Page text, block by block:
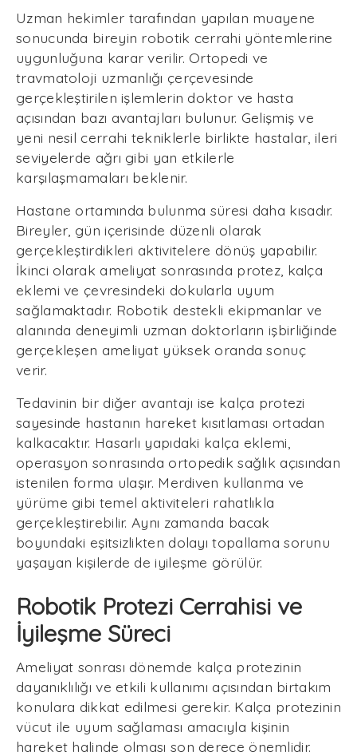
Uzman hekimler tarafından yapılan muayene
sonucunda bireyin robotik cerrahi yöntemlerine
uygunluğuna karar verilir. Ortopedi ve
travmatoloji uzmanlığı çerçevesinde
gerçekleştirilen işlemlerin doktor ve hasta
açısından bazı avantajları bulunur. Gelişmiş ve
yeni nesil cerrahi tekniklerle birlikte hastalar, ileri
seviyelerde ağrı gibi yan etkilerle
karşılaşmamaları beklenir.
Hastane ortamında bulunma süresi daha kısadır.
Bireyler, gün içerisinde düzenli olarak
gerçekleştirdikleri aktivitelere dönüş yapabilir.
İkinci olarak ameliyat sonrasında protez, kalça
eklemi ve çevresindeki dokularla uyum
sağlamaktadır. Robotik destekli ekipmanlar ve
alanında deneyimli uzman doktorların işbirliğinde
gerçekleşen ameliyat yüksek oranda sonuç
verir.
Tedavinin bir diğer avantajı ise kalça protezi
sayesinde hastanın hareket kısıtlaması ortadan
kalkacaktır. Hasarlı yapıdaki kalça eklemi,
operasyon sonrasında ortopedik sağlık açısından
istenilen forma ulaşır. Merdiven kullanma ve
yürüme gibi temel aktiviteleri rahatlıkla
gerçekleştirebilir. Aynı zamanda bacak
boyundaki eşitsizlikten dolayı topallama sorunu
yaşayan kişilerde de iyileşme görülür.
Robotik Protezi Cerrahisi ve
İyileşme Süreci
Ameliyat sonrası dönemde kalça protezinin
dayanıklılığı ve etkili kullanımı açısından birtakım
konulara dikkat edilmesi gerekir. Kalça protezinin
vücut ile uyum sağlaması amacıyla kişinin
hareket halinde olması son derece önemlidir.